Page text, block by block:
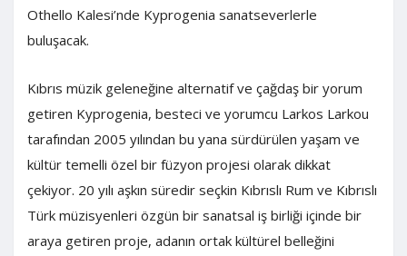
Othello Kalesi’nde Kyprogenia sanatseverlerle
buluşacak.
Kıbrıs müzik geleneğine alternatif ve çağdaş bir yorum
getiren Kyprogenia, besteci ve yorumcu Larkos Larkou
tarafından 2005 yılından bu yana sürdürülen yaşam ve
kültür temelli özel bir füzyon projesi olarak dikkat
çekiyor. 20 yılı aşkın süredir seçkin Kıbrıslı Rum ve Kıbrıslı
Türk müzisyenleri özgün bir sanatsal iş birliği içinde bir
araya getiren proje, adanın ortak kültürel belleğini